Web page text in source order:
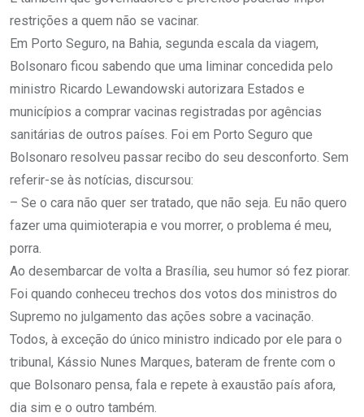
restrições a quem não se vacinar.
Em Porto Seguro, na Bahia, segunda escala da viagem,
Bolsonaro ficou sabendo que uma liminar concedida pelo
ministro Ricardo Lewandowski autorizara Estados e
municípios a comprar vacinas registradas por agências
sanitárias de outros países. Foi em Porto Seguro que
Bolsonaro resolveu passar recibo do seu desconforto. Sem
referir-se às notícias, discursou:
– Se o cara não quer ser tratado, que não seja. Eu não quero
fazer uma quimioterapia e vou morrer, o problema é meu,
porra.
Ao desembarcar de volta a Brasília, seu humor só fez piorar.
Foi quando conheceu trechos dos votos dos ministros do
Supremo no julgamento das ações sobre a vacinação.
Todos, à exceção do único ministro indicado por ele para o
tribunal, Kássio Nunes Marques, bateram de frente com o
que Bolsonaro pensa, fala e repete à exaustão país afora,
dia sim e o outro também.